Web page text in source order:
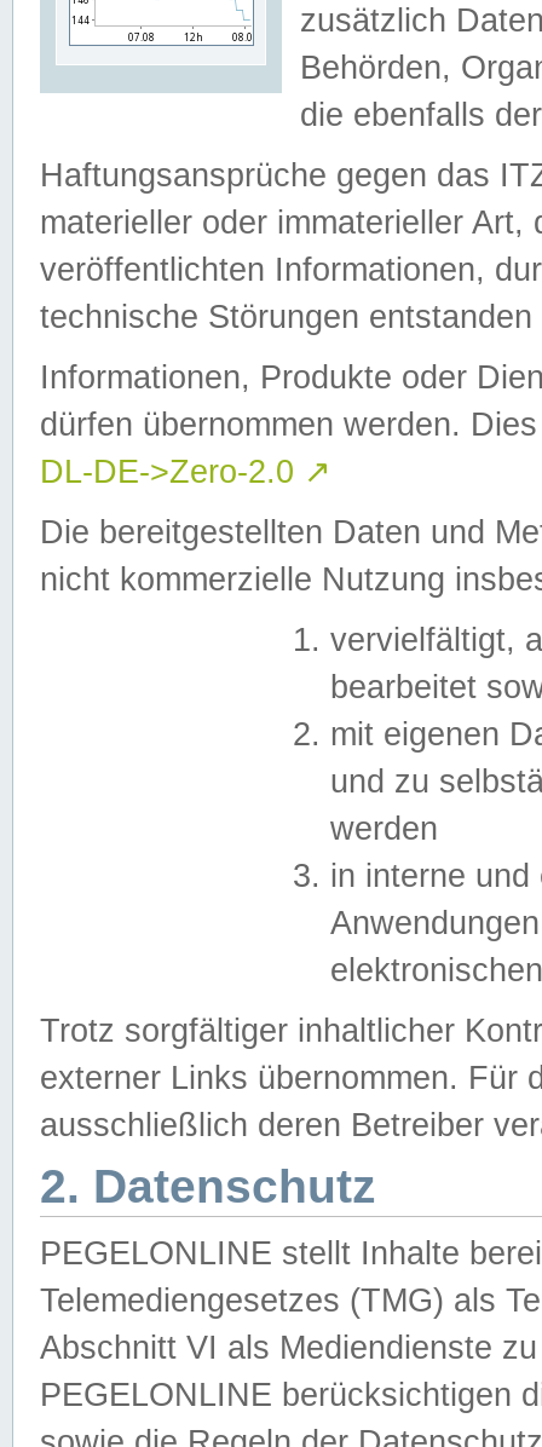
zusätzlich
Behörden,
die ebenfalls
Haftungsansprüche gegen das
materieller oder immaterieller
veröffentlichten Informationen,
technische Störungen
Informationen, Produkte oder
dürfen übernommen werden.
DL-DE->Zero-2.0 ↗
Die bereitgestellten Daten und
nicht kommerzielle Nutzung
vervielfältigt,
bearbeitet
mit eigenen
und zu
werden
in interne
Trotz sorgfältiger inhaltlicher
externer Links übernommen. Für
ausschließlich deren Betreiber
2. Datenschutz
PEGELONLINE stellt Inhalte
Telemediengesetzes (TMG) als
Abschnitt VI als Mediendienste
PEGELONLINE berücksichtigen